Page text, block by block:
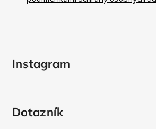
Instagram
Dotazník